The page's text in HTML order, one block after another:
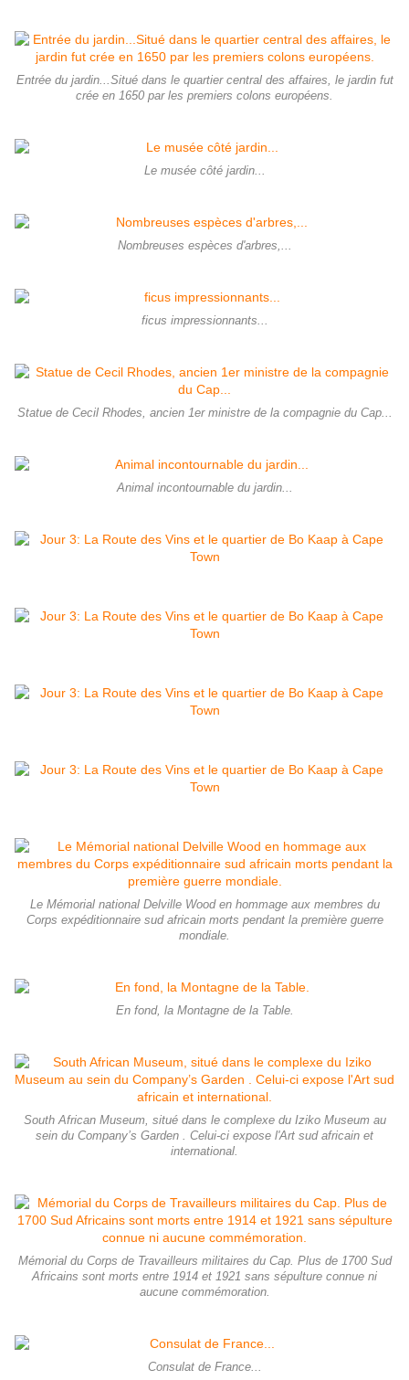
Entrée du jardin...Situé dans le quartier central des affaires, le jardin fut
crée en 1650 par les premiers colons européens.
Le musée côté jardin...
Nombreuses espèces d'arbres,...
ficus impressionnants...
Statue de Cecil Rhodes, ancien 1er ministre de la compagnie du Cap...
Animal incontournable du jardin...
Le Mémorial national Delville Wood en hommage aux membres du
Corps expéditionnaire sud africain morts pendant la première guerre
mondiale.
En fond, la Montagne de la Table.
South African Museum, situé dans le complexe du Iziko Museum au
sein du Company’s Garden . Celui-ci expose l'Art sud africain et
international.
Mémorial du Corps de Travailleurs militaires du Cap. Plus de 1700 Sud
Africains sont morts entre 1914 et 1921 sans sépulture connue ni
aucune commémoration.
Consulat de France...